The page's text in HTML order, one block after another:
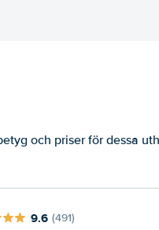
och priser för dessa
9.6 (491)